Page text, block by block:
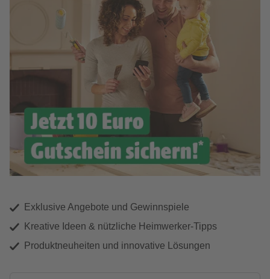
Exklusive Angebote und Gewinnspiele
Kreative Ideen & nützliche Heimwerker-Tipps
Produktneuheiten und innovative Lösungen